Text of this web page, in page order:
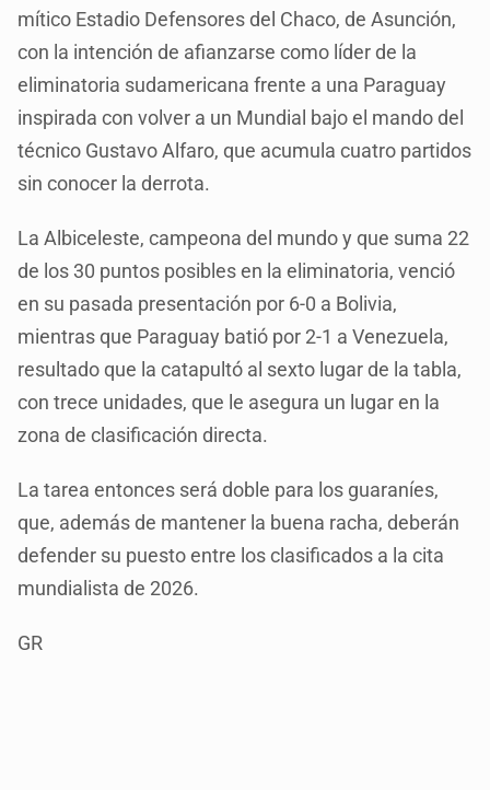
mítico Estadio Defensores del Chaco, de Asunción,
con la intención de afianzarse como líder de la
eliminatoria sudamericana frente a una Paraguay
inspirada con volver a un Mundial bajo el mando del
técnico Gustavo Alfaro, que acumula cuatro partidos
sin conocer la derrota.
La Albiceleste, campeona del mundo y que suma 22
de los 30 puntos posibles en la eliminatoria, venció
en su pasada presentación por 6-0 a Bolivia,
mientras que Paraguay batió por 2-1 a Venezuela,
resultado que la catapultó al sexto lugar de la tabla,
con trece unidades, que le asegura un lugar en la
zona de clasificación directa.
La tarea entonces será doble para los guaraníes,
que, además de mantener la buena racha, deberán
defender su puesto entre los clasificados a la cita
mundialista de 2026.
GR